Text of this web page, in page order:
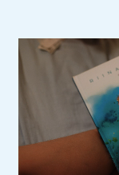
Videoesitaja